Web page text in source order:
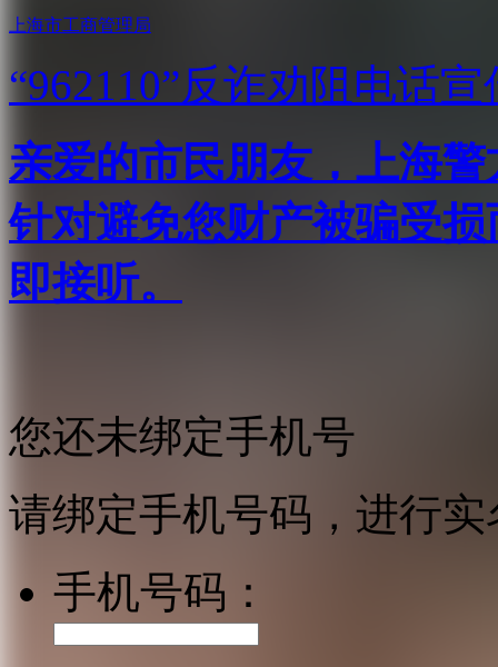
上海市工商管理局
“962110”反诈劝阻电话宣
亲爱的市民朋友，上海
针对避免您财产被骗受
即接听。
您还未绑定手机号
请绑定手机号码，进行
手机号码：